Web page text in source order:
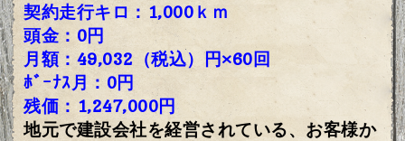
契約走行キロ：1,000ｋｍ
頭金：0円
月額：49,032（税込）円×60回
ﾎﾞｰﾅｽ月：0円
残価：1,247,000円
地元で建設会社を経営されている、お客様か